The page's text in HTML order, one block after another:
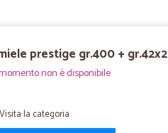
prestige gr.400 + gr.42x2
non è disponibile
Visita la categoria